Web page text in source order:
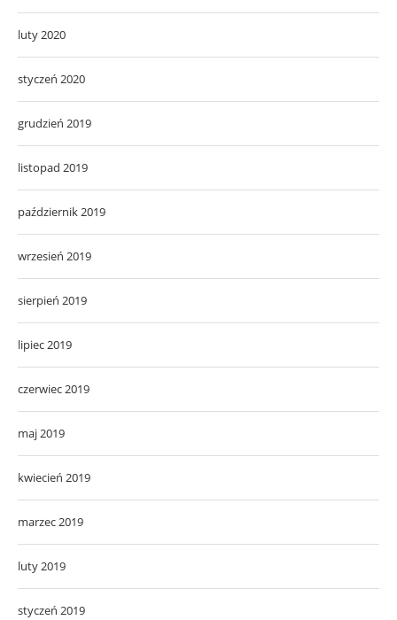
luty 2020
styczeń 2020
grudzień 2019
listopad 2019
październik 2019
wrzesień 2019
sierpień 2019
lipiec 2019
czerwiec 2019
maj 2019
kwiecień 2019
marzec 2019
luty 2019
styczeń 2019